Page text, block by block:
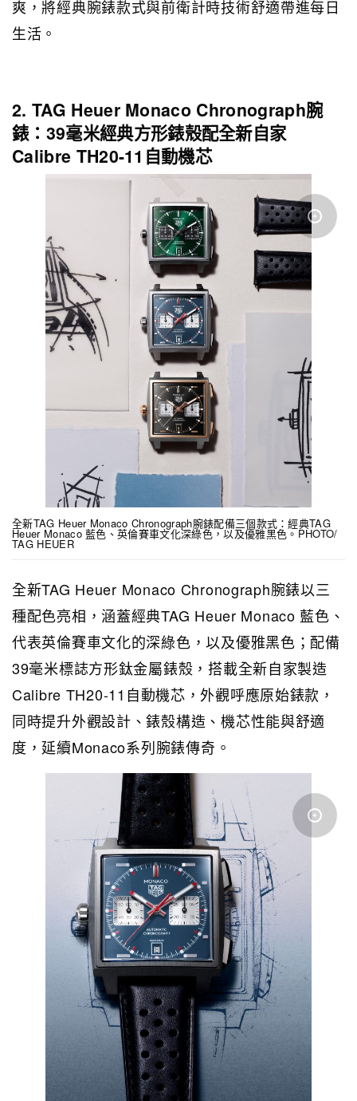
爽，將經典腕錶款式與前衛計時技術舒適帶進每日
生活。
2. TAG Heuer Monaco Chronograph腕
錶：39毫米經典方形錶殼配全新自家
Calibre TH20-11自動機芯
全新TAG Heuer Monaco Chronograph腕錶配備三個款式：經典TAG
Heuer Monaco 藍色、英倫賽車文化深綠色，以及優雅黑色。PHOTO/
TAG HEUER
全新TAG Heuer Monaco Chronograph腕錶以三
種配色亮相，涵蓋經典TAG Heuer Monaco 藍色、
代表英倫賽車文化的深綠色，以及優雅黑色；配備
39毫米標誌方形鈦金屬錶殼，搭載全新自家製造
Calibre TH20-11自動機芯，外觀呼應原始錶款，
同時提升外觀設計、錶殼構造、機芯性能與舒適
度，延續Monaco系列腕錶傳奇。